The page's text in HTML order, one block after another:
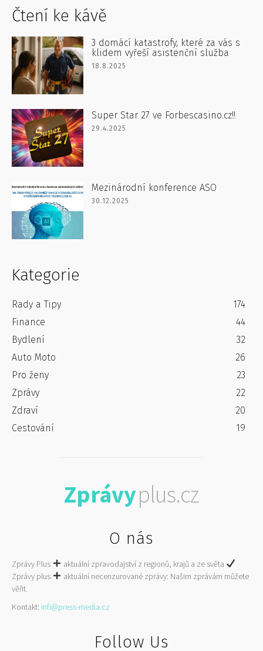
Čtení ke kávě
3 domácí katastrofy, které za vás s
klidem vyřeší asistenční služba
18.8.2025
Super Star 27 ve Forbescasino.cz!!
29.4.2025
Mezinárodní konference ASO
30.12.2025
Kategorie
Rady a Tipy
174
Finance
44
Bydlení
32
Auto Moto
26
Pro ženy
23
Zprávy
22
Zdraví
20
Cestování
19
Zprávyplus.cz
O nás
Zprávy Plus
aktuální zpravodajství z regionů, krajů a ze světa
Zprávy plus
aktuální necenzurované zprávy: Našim zprávám můžete
věřit.
Kontakt: infi@press-media.cz
Follow Us